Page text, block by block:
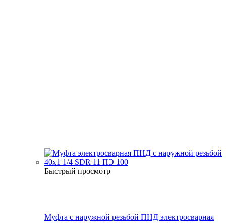
Быстрый просмотр
Муфта с наружной резьбой ПНД электросварная